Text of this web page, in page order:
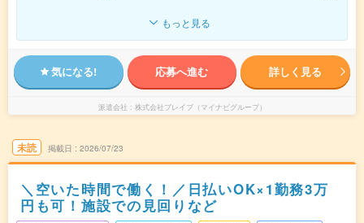
もっと見る
気になる! 応募へ進む 詳しく見る
派遣会社 株式会社ブレイブ（マイナビグループ）
未読 掲載日 2026/07/23
＼空いた時間で働く！／日払いOK×1勤務3万
円も可！施設での見回りなど